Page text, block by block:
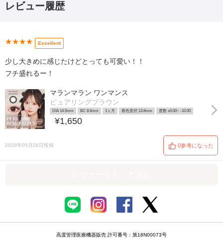
レビュー履歴
★★★★ Excellent
少し大きめに感じたけどとっても可愛い！！
フチ盛れるー！
マランマラン ワンマンス
ピュアリングブラウン
DIA 14.5mm BC 8.6mm 1ヶ月 着色直径 13.8mm 度数 ±0.00~ -10.00
¥1,650
2026年05月26日投稿 0参考になった
高度管理医療機器販売 許可番号：第18N00073号